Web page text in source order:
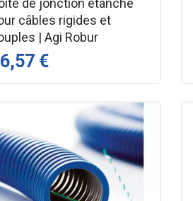
de jonction étanche
câbles rigides et
| Agi Robur
€